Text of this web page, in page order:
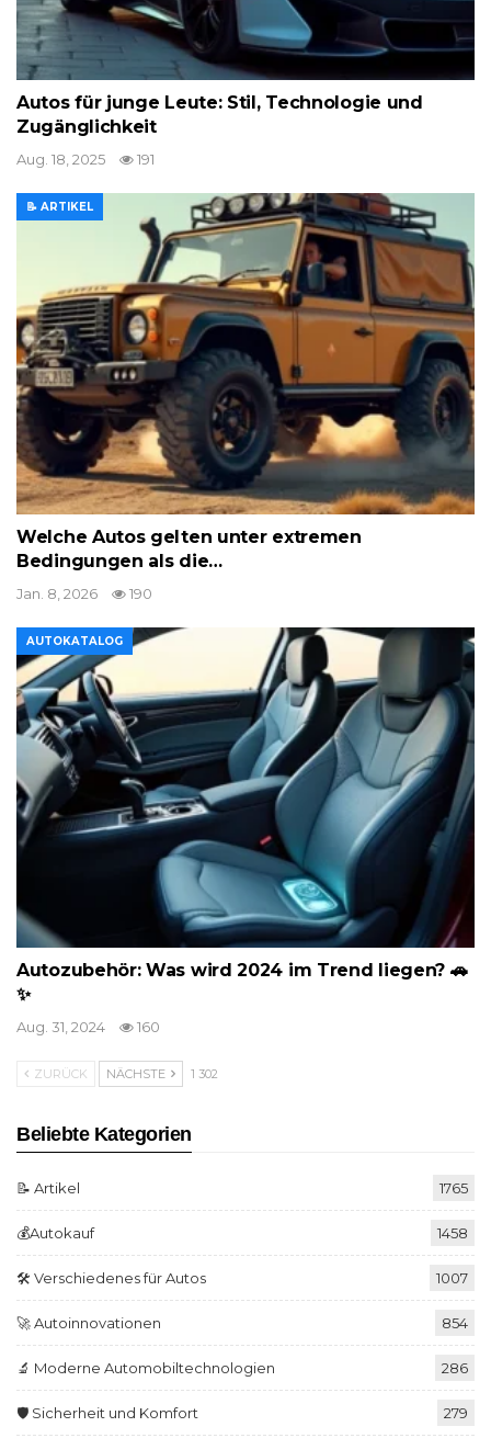
Autos für junge Leute: Stil, Technologie und
Zugänglichkeit
Aug. 18, 2025 191
📝 ARTIKEL
Welche Autos gelten unter extremen
Bedingungen als die…
Jan. 8, 2026 190
AUTOKATALOG
Autozubehör: Was wird 2024 im Trend liegen? 🚗
✨
Aug. 31, 2024 160
ZURÜCK NÄCHSTE 1 302
Beliebte Kategorien
📝 Artikel 1765
💰Autokauf 1458
🛠️ Verschiedenes für Autos 1007
🚀 Autoinnovationen 854
🔬 Moderne Automobiltechnologien 286
🛡️ Sicherheit und Komfort 279